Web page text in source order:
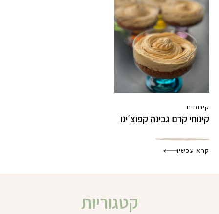
קינוחים
קינוחי קרם גבינה קפוצ׳ינו
קרא עכשיו
קטגוריות